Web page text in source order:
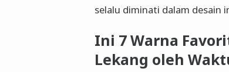
selalu diminati dalam desain
Ini 7 Warna
Lekang oleh